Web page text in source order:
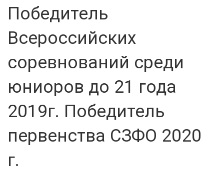
Победитель
Всероссийских
соревнований среди
юниоров до 21 года
2019г. Победитель
первенства СЗФО 2020
г.